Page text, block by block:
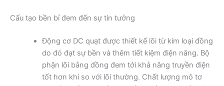
Cấu tạo bền bỉ đem đến sự tin tưởng
Động cơ DC quạt được thiết kế lõi từ kim loại đồng
do đó đạt sự bền và thêm tiết kiệm điện năng. Bộ
phận lõi bằng đồng đem tới khả năng truyền điện
tốt hơn khi so với lõi thường. Chất lượng mô tơ